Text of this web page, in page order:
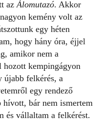
azÁlomutazó. Akkor
kemény volt az
egy héten
hogy hány óra, éjjel
amikor nem a
hozott kempingágyon
újabb felkérés, a
egy rendező
hívott, bár nem ismertem
és vállaltam a felkérést.